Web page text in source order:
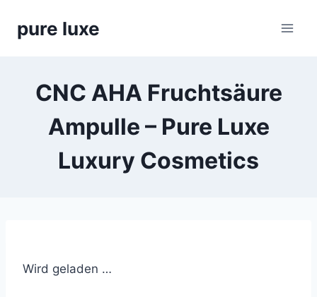
pure luxe
CNC AHA Fruchtsäure
Ampulle – Pure Luxe
Luxury Cosmetics
Wird geladen …